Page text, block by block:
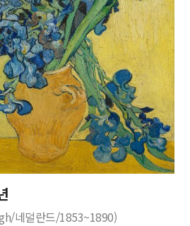
네덜란드/1853~1890)